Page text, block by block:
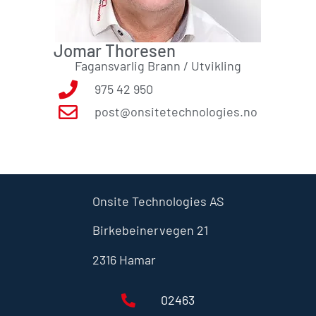
Jomar Thoresen
Fagansvarlig Brann / Utvikling
975 42 950
post@onsitetechnologies.no
Onsite Technologies AS
Birkebeinervegen 21
2316 Hamar
02463